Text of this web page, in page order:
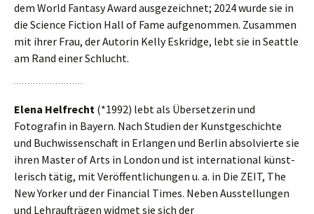
dem World Fantasy Award aus­ge­zeich­net; 2024 wurde sie in
die Science Fiction Hall of Fame auf­ge­nom­men. Zusammen
mit ihrer Frau, der Autorin Kelly Eskridge, lebt sie in Seattle
am Rand einer Schlucht.
Elena Helfrecht (*1992) lebt als Übersetzerin und
Fotografin in Bayern. Nach Studien der Kunstgeschichte
und Buchwissenschaft in Erlangen und Berlin absol­vierte sie
ihren Master of Arts in London und ist inter­na­tio­nal künst­
le­risch tätig, mit Veröffentlichungen u. a. in Die ZEIT, The
New Yorker und der Financial Times. Neben Ausstellungen
und Lehraufträgen widmet sie sich der